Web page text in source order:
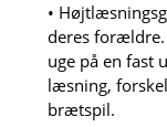
•
deres forældre.
uge på en fast
læsning,
brætspil.